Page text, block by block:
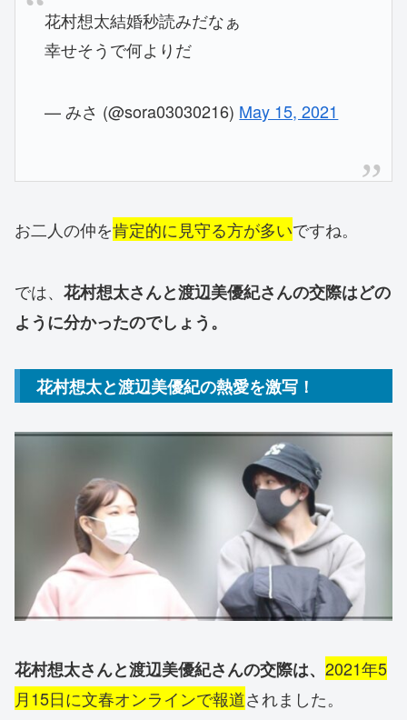
花村想太結婚秒読みだなぁ
幸せそうで何よりだ
— みさ (@sora03030216) May 15, 2021
お二人の仲を肯定的に見守る方が多いですね。
では、 花村想太さんと渡辺美優紀さんの交際はどの
ように分かったのでしょう。
花村想太と渡辺美優紀の熱愛を激写！
花村想太さんと渡辺美優紀さんの交際は、 2021年5
月15日に文春オンラインで報道されました。